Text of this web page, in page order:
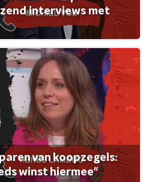
interviews met
van koopzegels:
winst hiermee"